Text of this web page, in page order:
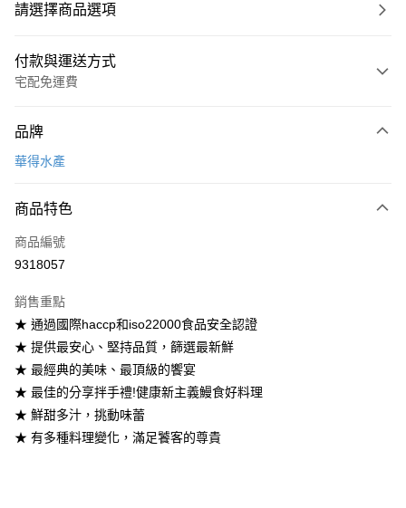
請選擇商品選項
付款與運送方式
宅配免運費
信用卡一次付款
Apple Pay
街口支付
Google Pay
全盈+PAY
大哥付你分期
相關說明
【大哥付你分期使用說明】
1.本服務由台灣大哥大提供，台灣大哥大用戶可立即使用無須另外申請。
AFTEE先享後付
品牌
華得水產
商品特色
商品編號
9318057
銷售重點
★ 通過國際haccp和iso22000食品安全認證
★ 提供最安心、堅持品質，篩選最新鮮
★ 最經典的美味、最頂級的饗宴
★ 最佳的分享拌手禮!健康新主義鰻食好料理
★ 鮮甜多汁，挑動味蕾
★ 有多種料理變化，滿足饕客的尊貴